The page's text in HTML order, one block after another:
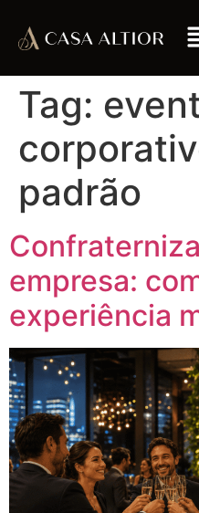
Tag:
padrão
empresa:
experiência